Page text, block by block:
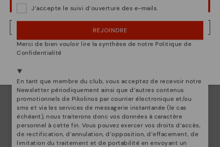
Innovation
OUPS... JE ME SUIS TROMPÉ, JE VEUX RESTER EN ÉTATS-UNIS
NON, JE VEUX ALLER SUR LE SITE WEB DU FRANCE
Nous sommes présents dans plus de 29 boutiques
J’accepte le suivi d’ouverture des e-mails.
REJOINDRE
Merci de bien vouloir lire la synthèse de notre Politique de
Confidentialité
En tant que membre du club, vous acceptez de recevoir notre
Newsletter périodiquement ainsi que d’autres contenus
promotionnels de Pikolinos par courrier électronique et/ou
sms et via les services de messagerie instantanée (le cas
échéant), nous traiterons donc vos données à caractère
personnel à cette fin. Vous pouvez exercer vos droits d’accès,
de rectification, d’annulation, d’opposition, d’effacement, de
limitation du traitement et de portabilité en envoyant un